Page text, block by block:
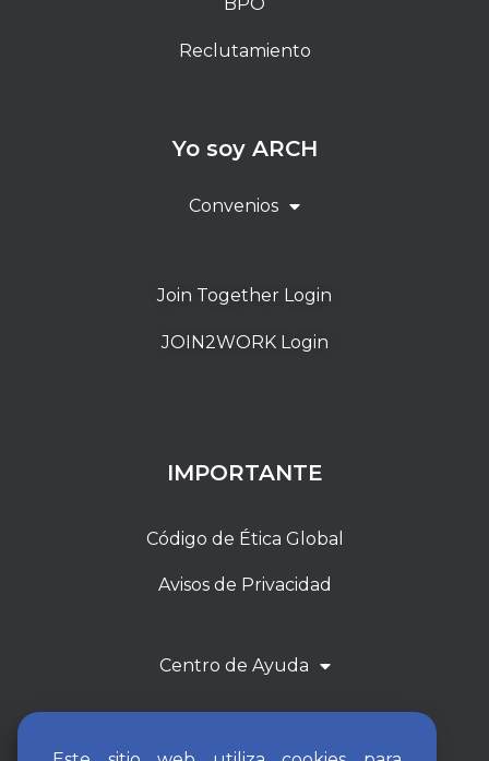
Reclutamiento
Yo soy ARCH
Convenios
Join Together Login
JOIN2WORK Login
IMPORTANTE
Código de Ética Global
Avisos de Privacidad
Centro de Ayuda